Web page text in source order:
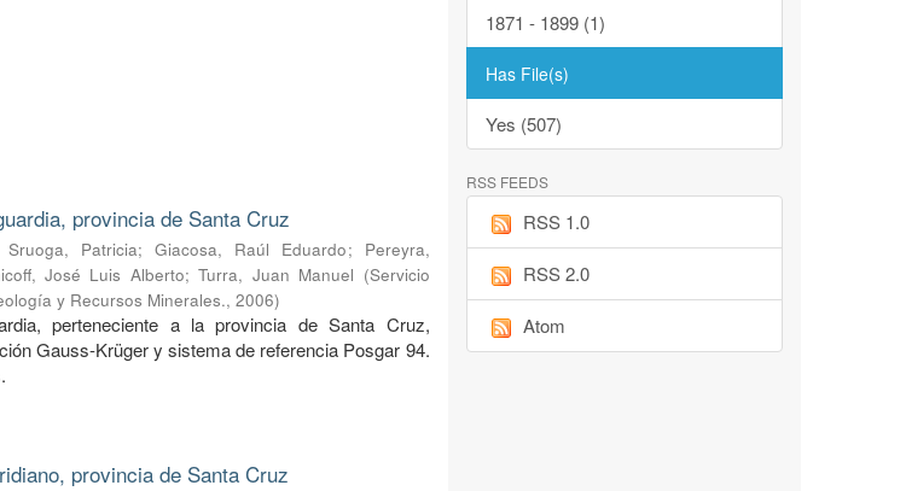
provincia de Santa Cruz
Sruoga, Patricia;Giacosa, Raúl Eduardo; Pereyra,
José Luis Alberto;Turra, Juan Manuel (Servicio
y Recursos Minerales.,2006)
perteneciente a la provincia de Santa Cruz,
Gauss-Krüger y sistema de referencia Posgar 94.
provincia de Santa Cruz
1871 - 1899 (1)
Has File(s)
Yes (507)
RSS FEEDS
RSS 1.0
RSS 2.0
Atom